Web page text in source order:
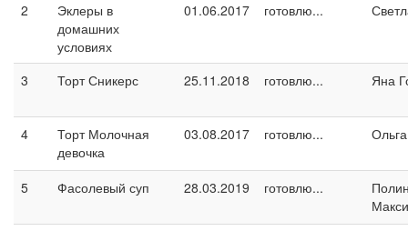
2
Эклеры в
домашних
условиях
01.06.2017 готовлю...
3 Торт Сникерс 25.11.2018 готовлю... Яна
4
Торт Молочная
девочка
03.08.2017 готовлю...
5 Фасолевый суп 28.03.2019 готовлю...